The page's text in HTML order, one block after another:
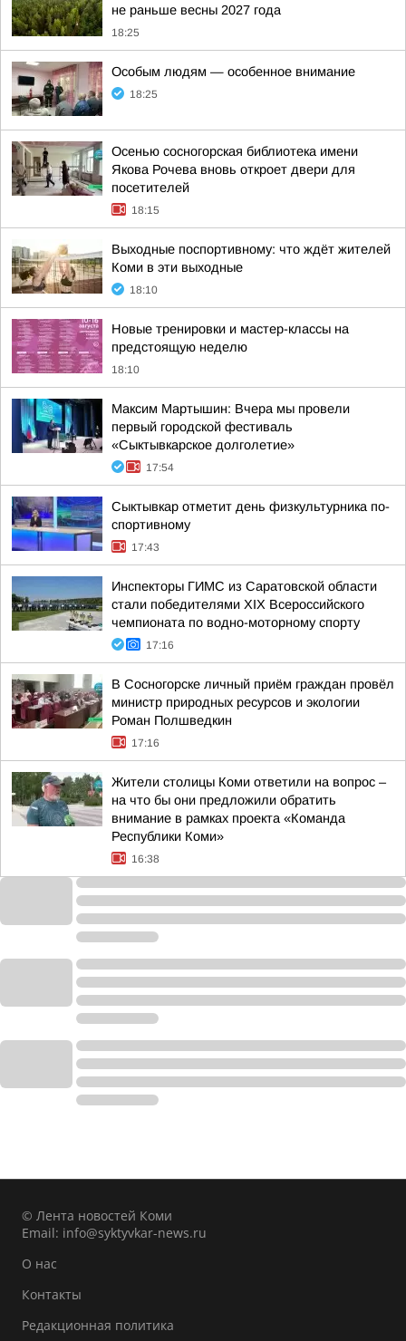
не раньше весны 2027 года
18:25
Особым людям — особенное внимание
18:25
Осенью сосногорская библиотека имени
Якова Рочева вновь откроет двери для
посетителей
18:15
Выходные поспортивному: что ждёт жителей
Коми в эти выходные
18:10
Новые тренировки и мастер-классы на
предстоящую неделю
18:10
Максим Мартышин: Вчера мы провели
первый городской фестиваль
«Сыктывкарское долголетие»
17:54
Сыктывкар отметит день физкультурника по-
спортивному
17:43
Инспекторы ГИМС из Саратовской области
стали победителями XIX Всероссийского
чемпионата по водно-моторному спорту
17:16
В Сосногорске личный приём граждан провёл
министр природных ресурсов и экологии
Роман Полшведкин
17:16
Жители столицы Коми ответили на вопрос –
на что бы они предложили обратить
внимание в рамках проекта «Команда
Республики Коми»
16:38
© Лента новостей Коми
Email: info@syktyvkar-news.ru
О нас
Контакты
Редакционная политика